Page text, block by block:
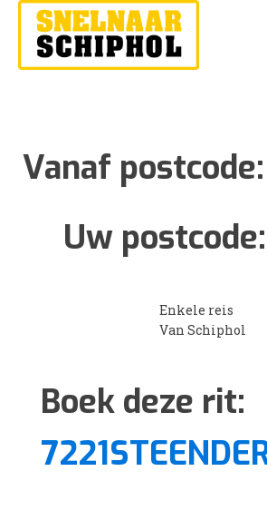
Vanaf postcode:
Uw postcode:
Enkele reis
Van Schiphol
Boek deze rit: